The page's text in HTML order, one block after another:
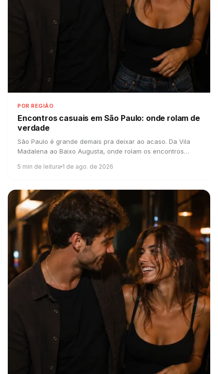
POR REGIÃO
Encontros casuais em São Paulo: onde rolam de
verdade
São Paulo é grande demais pra deixar ao acaso. Da Vila
Madalena ao Baixo Augusta, onde rolam os encontros
5 min de leitura 1 de ago. de 2026